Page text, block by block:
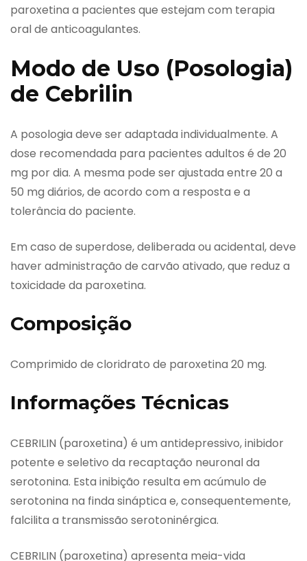
paroxetina a pacientes que estejam com terapia
oral de anticoagulantes.
Modo de Uso (Posologia)
de Cebrilin
A posologia deve ser adaptada individualmente. A
dose recomendada para pacientes adultos é de 20
mg por dia. A mesma pode ser ajustada entre 20 a
50 mg diários, de acordo com a resposta e a
tolerância do paciente.
Em caso de superdose, deliberada ou acidental, deve
haver administração de carvão ativado, que reduz a
toxicidade da paroxetina.
Composição
Comprimido de cloridrato de paroxetina 20 mg.
Informações Técnicas
CEBRILIN (paroxetina) é um antidepressivo, inibidor
potente e seletivo da recaptação neuronal da
serotonina. Esta inibição resulta em acúmulo de
serotonina na finda sináptica e, consequentemente,
falcilita a transmissão serotoninérgica.
CEBRILIN (paroxetina) apresenta meia-vida